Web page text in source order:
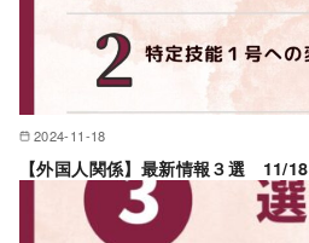
2024-11-18
【外国人関係】最新情報３選 11/18